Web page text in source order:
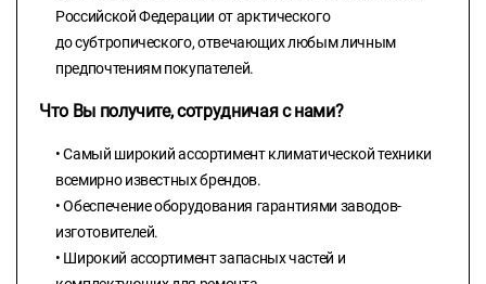
Российской Федерации от арктического
до субтропического, отвечающих любым личным
предпочтениям покупателей.
Что Вы получите, сотрудничая с нами?
• Самый широкий ассортимент климатической техники
всемирно известных брендов.
• Обеспечение оборудования гарантиями заводов-
изготовителей.
• Широкий ассортимент запасных частей и